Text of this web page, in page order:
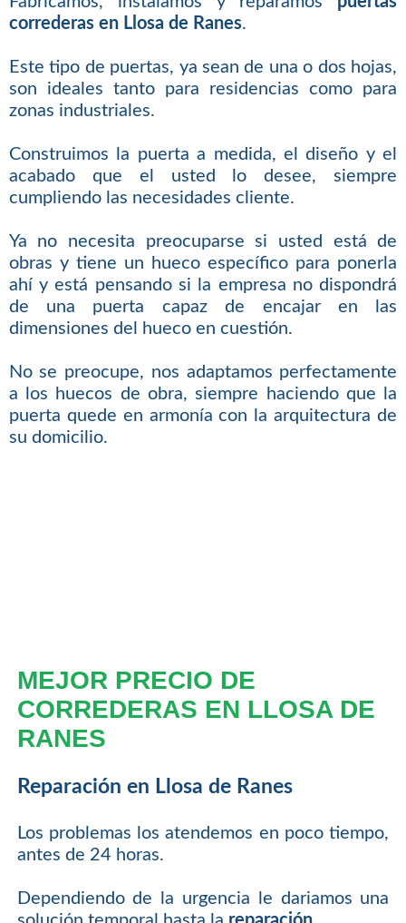
correderas en Llosa de Ranes.
Este tipo de puertas, ya sean de una o dos hojas,
son ideales tanto para residencias como para
zonas industriales.
Construimos la puerta a medida, el diseño y el
acabado que el usted lo desee, siempre
cumpliendo las necesidades cliente.
Ya no necesita preocuparse si usted está de
obras y tiene un hueco específico para ponerla
ahí y está pensando si la empresa no dispondrá
de una puerta capaz de encajar en las
dimensiones del hueco en cuestión.
No se preocupe, nos adaptamos perfectamente
a los huecos de obra, siempre haciendo que la
puerta quede en armonía con la arquitectura de
su domicilio.
MEJOR PRECIO DE
CORREDERAS EN LLOSA DE
RANES
Reparación en Llosa de Ranes
Los problemas los atendemos en poco tiempo,
antes de 24 horas.
Dependiendo de la urgencia le dariamos una